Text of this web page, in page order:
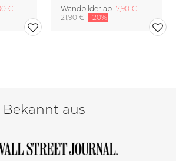
€
Wandbilder ab 17,90 €
21,90 € -20%
Bekannt aus